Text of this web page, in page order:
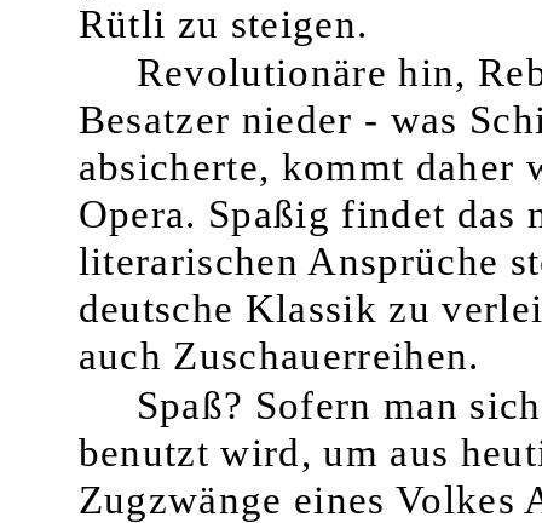
Rütli zu steigen.
Revolutionäre hin,
Besatzer nieder - was
absicherte, kommt daher
Opera. Spaßig findet das
literari­schen Ansprüche
deutsche Klassik zu
auch Zuschauerreihen.
Spaß? Sofern man
benutzt wird, um aus
Zugzwänge eines Volkes